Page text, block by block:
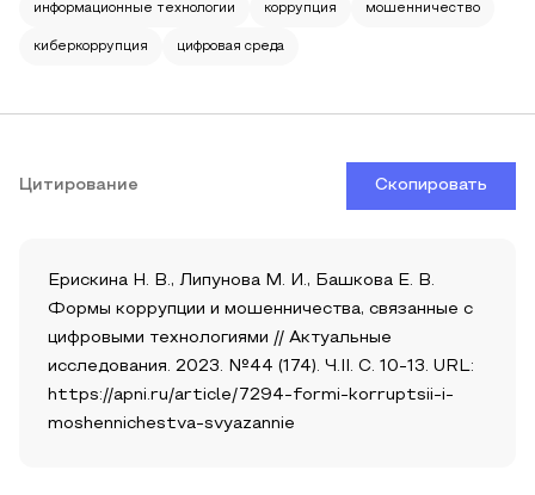
информационные технологии коррупция мошенничество
киберкоррупция цифровая среда
Цитирование Скопировать
Ерискина Н. В., Липунова М. И., Башкова Е. В.
Формы коррупции и мошенничества, связанные с
цифровыми технологиями // Актуальные
исследования. 2023. №44 (174). Ч.II. С. 10-13. URL:
https://apni.ru/article/7294-formi-korruptsii-i-
moshennichestva-svyazannie